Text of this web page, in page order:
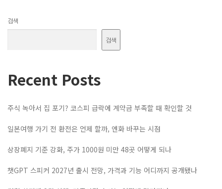
검색
검색
Recent Posts
주식 녹아서 집 포기? 코스피 급락에 계약금 부족할 때 확인할 것
일본여행 가기 전 환전은 언제 할까, 엔화 바꾸는 시점
상장폐지 기준 강화, 주가 1000원 미만 48곳 어떻게 되나
챗GPT 스피커 2027년 출시 전망, 가격과 기능 어디까지 공개됐나